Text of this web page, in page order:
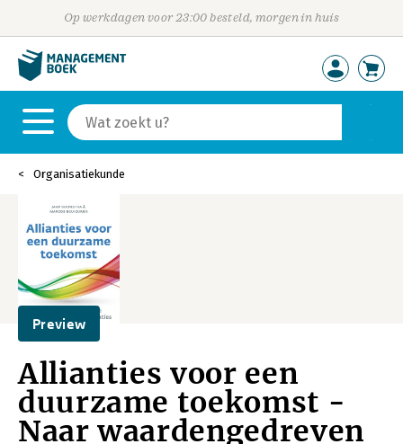
Op werkdagen voor 23:00 besteld, morgen in huis
Organisatiekunde
Preview
Allianties voor een
duurzame toekomst -
Naar waardengedreven